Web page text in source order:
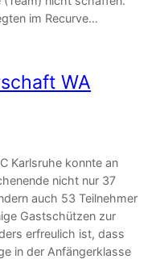
im Recurve…
WA
Karlsruhe konnte an
nicht nur 37
auch 53 Teilnehmer
Gastschützen zur
erfreulich ist, dass
in der Anfängerklasse